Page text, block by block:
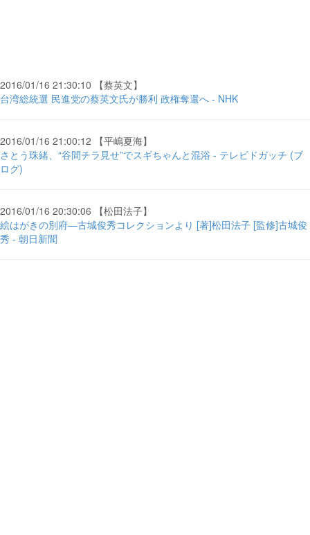
2016/01/16 21:30:10 【蔡英文】
台湾総統選 民進党の蔡英文氏が勝利 政権奪還へ - NHK
2016/01/16 21:00:12 【平嶋夏海】
さとう珠緒、“谷間チラ見せ”でスギちゃんと混浴 - テレビドガッチ (ブ
ログ)
2016/01/16 20:30:06 【松田法子】
絵はがきの別府―古城俊秀コレクションより [著]松田法子 [監修]古城俊
秀 - 朝日新聞